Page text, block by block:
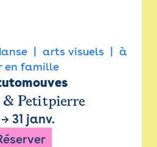
arts visuels
à
en famille
Petitpierre
31 janv.